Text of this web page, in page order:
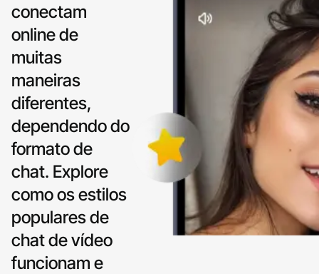
conectam
online de
muitas
maneiras
diferentes,
dependendo do
formato de
chat. Explore
como os estilos
populares de
chat de vídeo
funcionam e